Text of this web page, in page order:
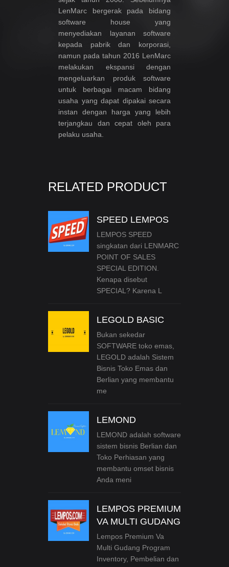
LenMarc bergerak pada bidang
software house yang
menyediakan layanan software
kepada pabrik dan korporasi,
namun pada tahun 2016 LenMarc
melakukan ekspansi dengan
mengeluarkan produk software
untuk berbagai macam bidang
usaha yang dapat dipakai secara
instan dengan harga yang lebih
terjangkau dan cepat oleh para
pelaku usaha.
RELATED PRODUCT
SPEED LEMPOS
LEMPOS SPEED
singkatan dari LENMARC
POINT OF SALES
SPECIAL EDITION.
Kenapa disebut
SPECIAL? Karena L
LEGOLD BASIC
Bukan sekedar
SOFTWARE toko emas,
LEGOLD adalah Sistem
Bisnis Toko Emas dan
Berlian yang membantu
me
LEMOND
LEMOND adalah software
sistem bisnis Berlian dan
Toko Perhiasan yang
membantu omset bisnis
Anda meni
LEMPOS PREMIUM
VA MULTI GUDANG
Lempos Premium Va
Multi Gudang Program
Inventory, Pembelian dan